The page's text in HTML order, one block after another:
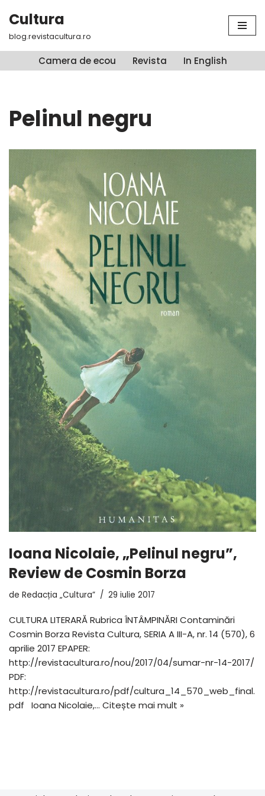
Sari
conținut
Cultura
blog.revistacultura.ro
Camera de ecou Revista In English
Pelinul negru
Ioana Nicolaie, „Pelinul negru”,
Review de Cosmin Borza
de Redacția „Cultura” 29 iulie 2017
CULTURA LITERARĂ Rubrica ÎNTÂMPINĂRI Contaminări
Cosmin Borza Revista Cultura, SERIA A III-A, nr. 14 (570), 6
aprilie 2017 EPAPER:
http://revistacultura.ro/nou/2017/04/sumar-nr-14-2017/
PDF:
http://revistacultura.ro/pdf/cultura_14_570_web_final.
pdf Ioana Nicolaie,… Citește mai mult »